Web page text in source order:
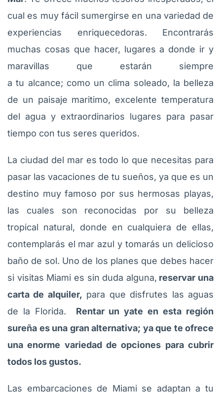
cual es muy fácil sumergirse en una variedad de
experiencias enriquecedoras. Encontrarás
muchas cosas que hacer, lugares a donde ir y
maravillas que estarán siempre
a tu alcance; como un clima soleado, la belleza
de un paisaje maritimo, excelente temperatura
del agua y extraordinarios lugares para pasar
tiempo con tus seres queridos.
La ciudad del mar es todo lo que necesitas para
pasar las vacaciones de tu sueños, ya que es un
destino muy famoso por sus hermosas playas,
las cuales son reconocidas por su belleza
tropical natural, donde en cualquiera de ellas,
contemplarás el mar azul y tomarás un delicioso
baño de sol. Uno de los planes que debes hacer
si visitas Miami es sin duda alguna, reservar una
carta de alquiler, para que disfrutes las aguas
de la Florida. Rentar un yate en esta región
sureña es una gran alternativa; ya que te ofrece
una enorme variedad de opciones para cubrir
todos los gustos.
Las embarcaciones de Miami se adaptan a tu